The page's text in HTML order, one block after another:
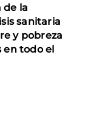
la
sanitaria
y pobreza
en todo el